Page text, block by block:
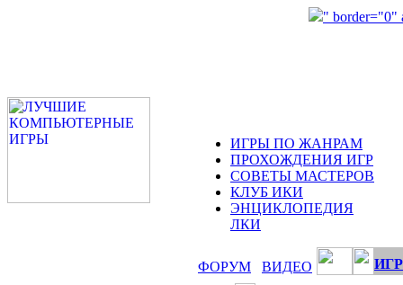
" border="0"
ИГРЫ ПО ЖАНРАМ
ПРОХОЖДЕНИЯ ИГР
СОВЕТЫ МАСТЕРОВ
КЛУБ ИКИ
ЭНЦИКЛОПЕДИЯ
ЛКИ
ФОРУМ ВИДЕО